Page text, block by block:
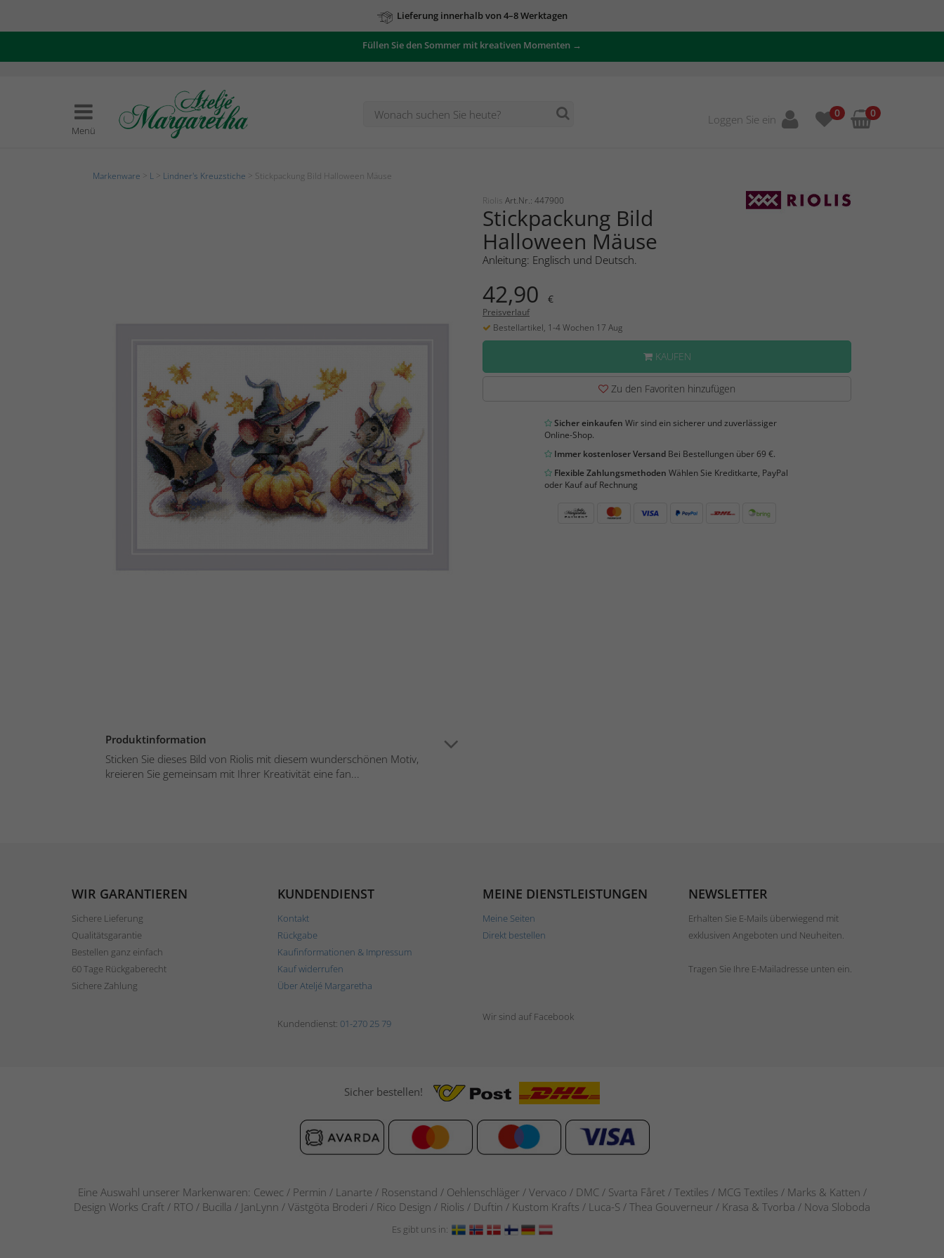
Lieferung innerhalb von 4–8 Werktagen
Füllen Sie den Sommer mit kreativen Momenten →
Menü
Loggen Sie ein 0 0
Markenware L Lindner's Kreuzstiche > Stickpackung Bild Halloween Mäuse
Produktinformation
Sticken Sie dieses Bild von Riolis mit diesem wunderschönen Motiv,
kreieren Sie gemeinsam mit Ihrer Kreativität eine fan...
Riolis Art.Nr.: 447900
Stickpackung Bild
Halloween Mäuse
Anleitung: Englisch und Deutsch.
42,90 €
Preisverlauf
Bestellartikel, 1-4 Wochen 17 Aug
KAUFEN
Zu den Favoriten hinzufügen
Sicher einkaufen Wir sind ein sicherer und zuverlässiger
Online-Shop.
Immer kostenloser VersandBei Bestellungen über 69 €.
Flexible Zahlungsmethoden Wählen Sie Kreditkarte, PayPal
oder Kauf auf Rechnung
WIR GARANTIEREN
Sichere Lieferung
Qualitätsgarantie
Bestellen ganz einfach
60 Tage Rückgaberecht
Sichere Zahlung
KUNDENDIENST
Kontakt
Rückgabe
Kaufinformationen & Impressum
Kauf widerrufen
Über Ateljé Margaretha
MEINE DIENSTLEISTUNGEN
Meine Seiten
Direkt bestellen
NEWSLETTER
Erhalten Sie E-Mails überwiegend mit
exklusiven Angeboten und Neuheiten.
Tragen Sie Ihre E-Mailadresse unten ein.
Kundendienst: 01-270 25 79
Wir sind auf Facebook
Sicher bestellen!
Eine Auswahl unserer Markenwaren: Cewec / Permin / Lanarte / Rosenstand / Oehlenschläger / Vervaco / DMC / Svarta Fåret / Textiles / MCG Textiles / Marks & Katten /
Design Works Craft / RTO / Bucilla / JanLynn / Västgöta Broderi / Rico Design / Riolis / Duftin / Kustom Krafts / Luca-S / Thea Gouverneur / Krasa & Tvorba / Nova Sloboda
Es gibt uns in: